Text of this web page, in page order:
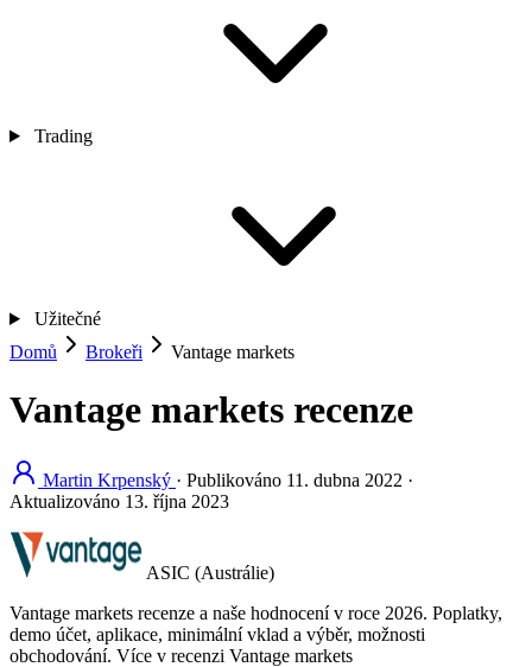
Trading
Užitečné
Domů
Brokeři Vantage markets
Vantage markets recenze
Martin Krpenský · Publikováno 11. dubna 2022 ·
Aktualizováno 13. října 2023
ASIC (Austrálie)
Vantage markets recenze a naše hodnocení v roce 2026. Poplatky,
demo účet, aplikace, minimální vklad a výběr, možnosti
obchodování. Více v recenzi Vantage markets